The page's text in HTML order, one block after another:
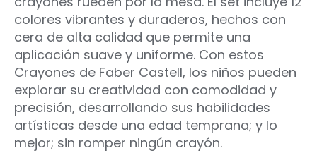
colores vibrantes y duraderos, hechos con
cera de alta calidad que permite una
aplicación suave y uniforme. Con estos
Crayones de Faber Castell, los niños pueden
explorar su creatividad con comodidad y
precisión, desarrollando sus habilidades
artísticas desde una edad temprana; y lo
mejor; sin romper ningún crayón.